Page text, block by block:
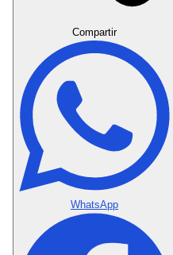
Compartir
WhatsApp